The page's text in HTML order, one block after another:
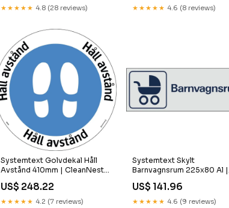
★★★★★ 4.8 (28 reviews) ★★★★★ 4.6 (8 reviews)
Systemtext Golvdekal Håll
Avstånd 410mm | CleanNest
7319972840259
US$ 248.22
★★★★★ 4.2 (7 reviews)
Systemtext Skylt
Barnvagnsrum 225x80 Al |
CleanNest 7319978204925
US$ 141.96
★★★★★ 4.6 (9 reviews)